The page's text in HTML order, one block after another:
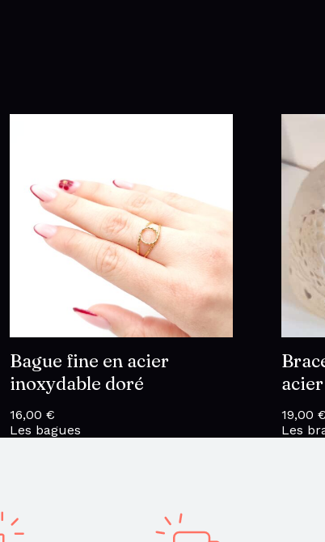
Bague fine en acier
inoxydable doré
16,00 €
Les bagues
19,00 €
Les